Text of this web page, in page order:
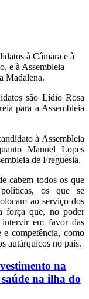
à Câmara e à
e à Assembleia
Madalena.
são Lídio Rosa
para a Assembleia
à Assembleia
Manuel Lopes
de Freguesia.
cabem todos os que
os que se
ao serviço dos
força que, no poder
intervir em favor das
e competência, como
autárquicos no país.
na
na ilha do